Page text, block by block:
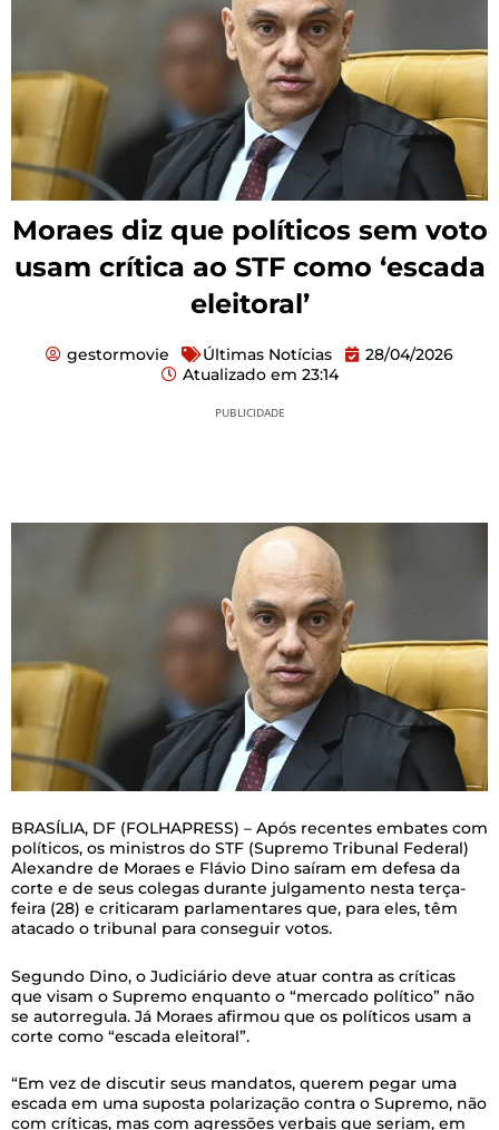
Moraes diz que políticos sem voto
usam crítica ao STF como ‘escada
eleitoral’
gestormovie Últimas Notícias
28/04/2026
Atualizado em 23:14
PUBLICIDADE
BRASÍLIA, DF (FOLHAPRESS) – Após recentes embates com
políticos, os ministros do STF (Supremo Tribunal Federal)
Alexandre de Moraes e Flávio Dino saíram em defesa da
corte e de seus colegas durante julgamento nesta terça-
feira (28) e criticaram parlamentares que, para eles, têm
atacado o tribunal para conseguir votos.
Segundo Dino, o Judiciário deve atuar contra as críticas
que visam o Supremo enquanto o “mercado político” não
se autorregula. Já Moraes afirmou que os políticos usam a
corte como “escada eleitoral”.
“Em vez de discutir seus mandatos, querem pegar uma
escada em uma suposta polarização contra o Supremo, não
com críticas, mas com agressões verbais que seriam, em